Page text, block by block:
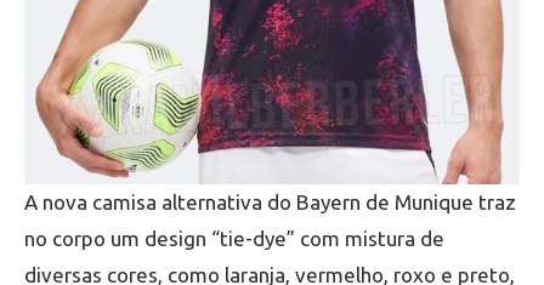
A nova camisa alternativa do Bayern de Munique traz
no corpo um design “tie-dye” com mistura de
diversas cores, como laranja, vermelho, roxo e preto,